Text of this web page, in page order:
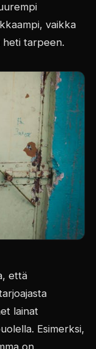
vaikka
heti tarpeen.
että
lainat
Esimerksi,
on